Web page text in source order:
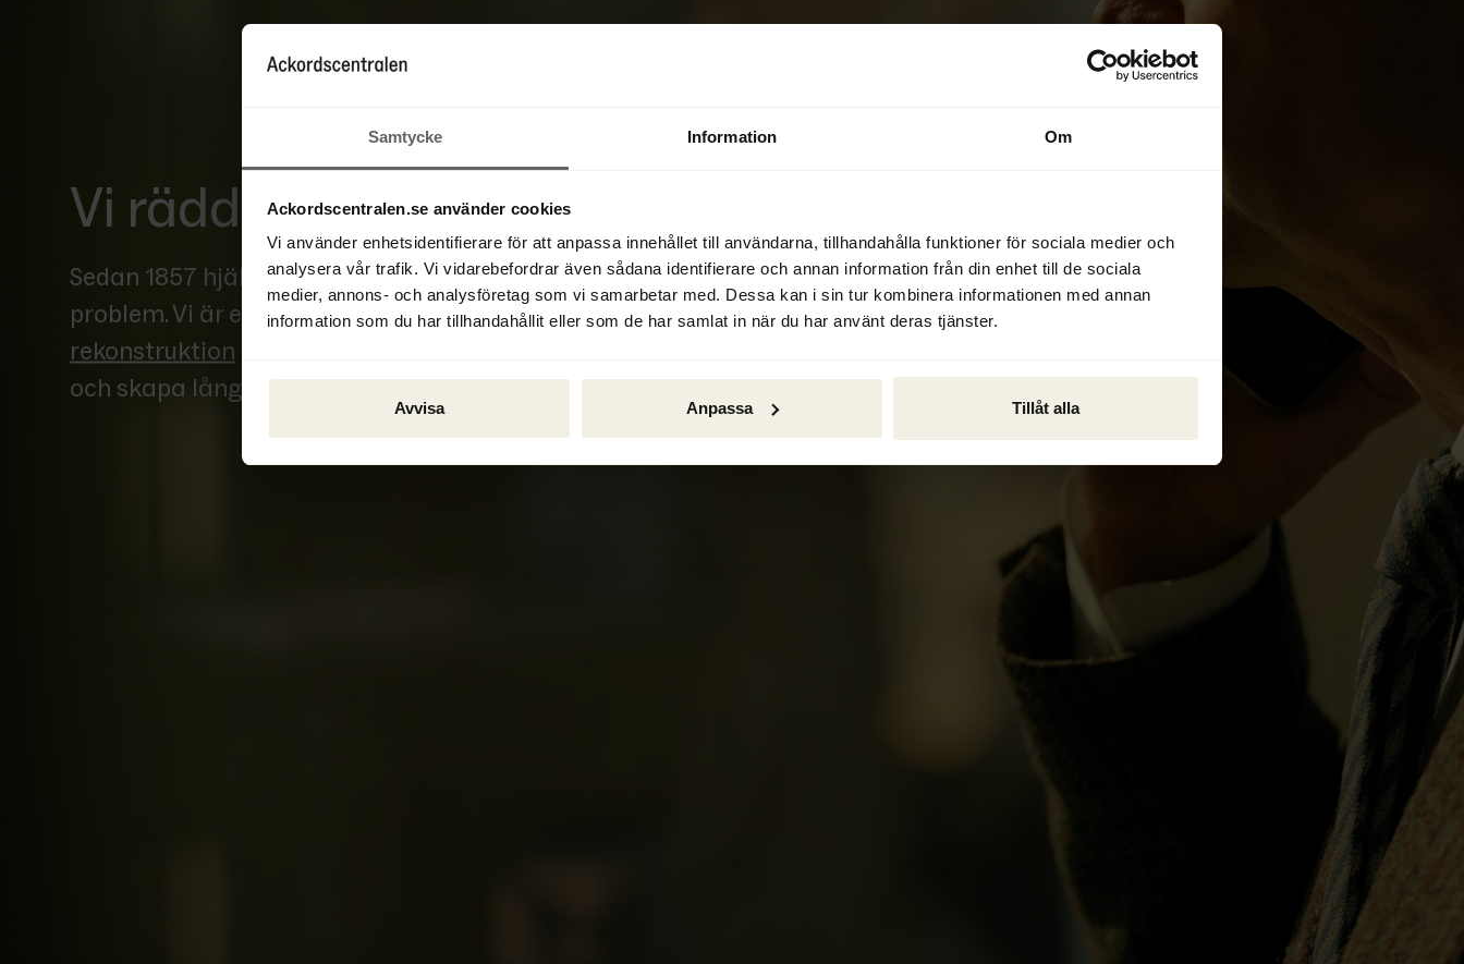
Samtycke Information Om
Ackordscentralen.se använder cookies
Vi använder enhetsidentifierare för att anpassa innehållet till användarna, tillhandahålla funktioner för sociala medier och
analysera vår trafik. Vi vidarebefordrar även sådana identifierare och annan information från din enhet till de sociala
medier, annons- och analysföretag som vi samarbetar med. Dessa kan i sin tur kombinera informationen med annan
information som du har tillhandahållit eller som de har samlat in när du har använt deras tjänster.
Avvisa Anpassa Tillåt alla
Vi räddar värden
Sedan 1857 hjälper Ackordscentralen företag med ekonomiska
problem. Vi är en av Sveriges ledande specialister på konkurs ,
rekonstruktion
och skapa långsiktigt hållbara lösningar.